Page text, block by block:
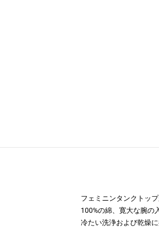
フェミニンタンクトッ
100%の綿、寛大な腕の
冷たい洗浄および乾燥